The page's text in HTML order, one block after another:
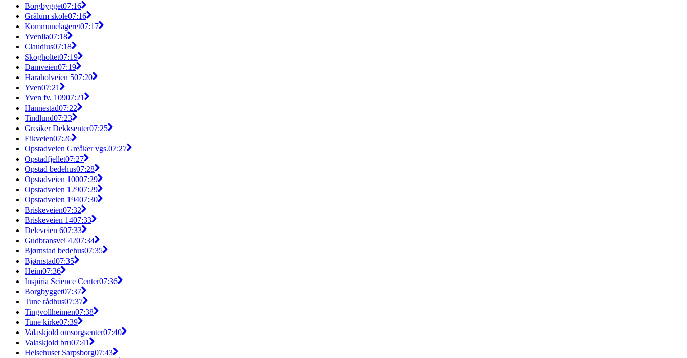
Borgbygget07:16
Grålum skole07:16
Kommunelageret07:17
Yvenlia07:18
Claudius07:18
Skogholtet07:19
Damveien07:19
Haraholveien 507:20
Yven07:21
Yven fv. 10907:21
Hannestad07:22
Tindlund07:23
Greåker Dekksenter07:25
Eikveien07:26
Opstadveien Greåker vgs.07:27
Opstadfjellet07:27
Opstad bedehus07:28
Opstadveien 10007:29
Opstadveien 12907:29
Opstadveien 19407:30
Briskeveien07:32
Briskeveien 1407:33
Deleveien 607:33
Gudbransvei 4207:34
Bjørnstad bedehus07:35
Bjørnstad07:35
Heim07:36
Inspiria Science Center07:36
Borgbygget07:37
Tune rådhus07:37
Tingvollheimen07:38
Tune kirke07:39
Valaskjold omsorgsenter07:40
Valaskjold bru07:41
Helsehuset Sarpsborg07:43